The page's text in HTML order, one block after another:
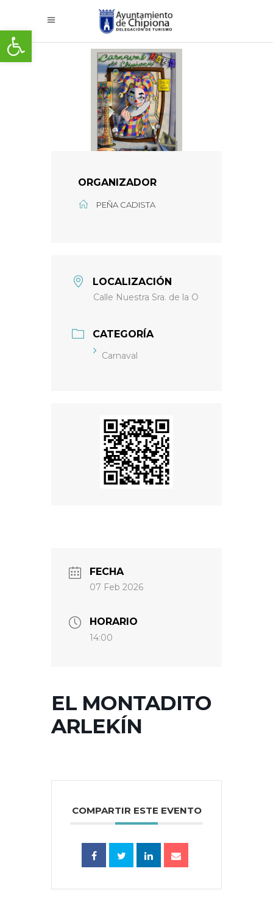
Abrir barra de herramientas
ORGANIZADOR
PEÑA CADISTA
LOCALIZACIÓN
Calle Nuestra Sra. de la O
CATEGORÍA
Carnaval
FECHA
07 Feb 2026
HORARIO
14:00
EL MONTADITO
ARLEKÍN
COMPARTIR ESTE EVENTO